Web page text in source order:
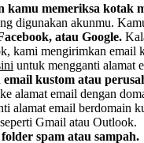
kamu memeriksa kotak
digunakan akunmu.
atau Google.
kami mengirimkan email
untuk mengganti alamat
email kustom atau
alamat email dengan
alamat email berdomain
Gmail atau Outlook.
spam atau sampah.